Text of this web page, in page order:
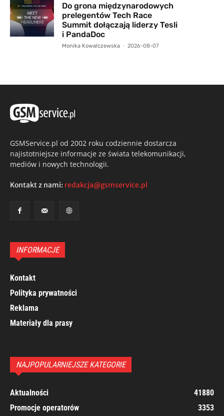
Do grona międzynarodowych
prelegentów Tech Race
Summit dołączają liderzy Tesli
i PandaDoc
Monika Kowalczewska - 2026-08-07
GSMService.pl od 2002 roku codziennie dostarcza
najistotniejsze informacje ze świata telekomunikacji,
mediów i nowych technologii.
Kontakt z nami: redakcja@gsmservice.pl
INFORMACJE
Kontakt
Polityka prywatności
Reklama
Materiały dla prasy
NAJPOPULARNIEJSZE KATEGORIE
Aktualności
41880
Promocje operatorów
3353